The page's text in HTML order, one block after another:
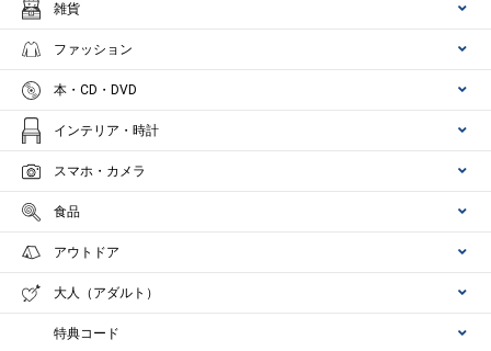
雑貨
ファッション
本・CD・DVD
インテリア・時計
スマホ・カメラ
食品
アウトドア
大人（アダルト）
特典コード